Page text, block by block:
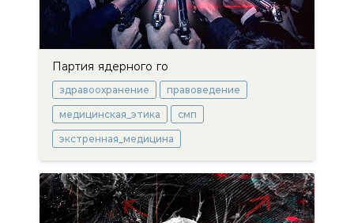
Партия ядерного го
здравоохранение правоведение
медицинская_этика смп
экстренная_медицина